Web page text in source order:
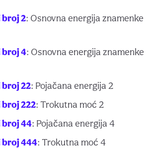
2: Osnovna energija znamenke
broj 4: Osnovna energija znamenke
22: Pojačana energija 2
222: Trokutna moć 2
broj 44: Pojačana energija 4
444: Trokutna moć 4